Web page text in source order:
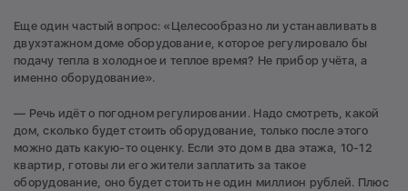
Еще один частый вопрос: «Целесообразно ли устанавливать в
двухэтажном доме оборудование, которое регулировало бы
подачу тепла в холодное и теплое время? Не прибор учёта, а
именно оборудование».
— Речь идёт о погодном регулировании. Надо смотреть, какой
дом, сколько будет стоить оборудование, только после этого
можно дать какую-то оценку. Если это дом в два этажа, 10-12
квартир, готовы ли его жители заплатить за такое
оборудование, оно будет стоить не один миллион рублей. Плюс